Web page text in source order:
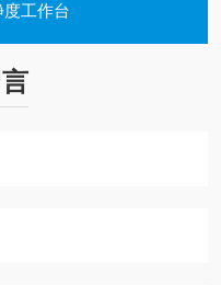
工作台